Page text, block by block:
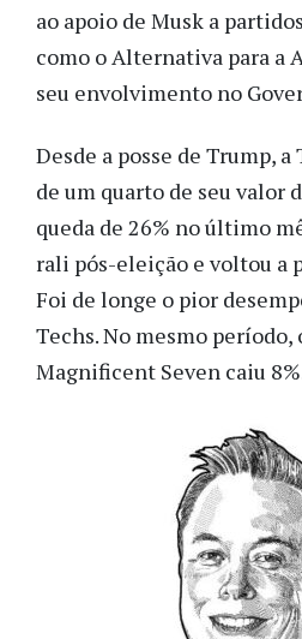
ao apoio de Musk a
como o Alternativa para a
seu envolvimento no
Desde a posse de Trump,
de um quarto de seu valor
queda de 26% no último
rali pós-eleição e voltou a
Foi de longe o pior
Techs. No mesmo período,
Magnificent Seven caiu